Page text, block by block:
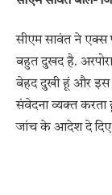
सीएम सावंत ने एक्स
बहुत दुखद है.
बेहद दुखी हूं और इस
संवेदना व्यक्त
जांच के आदेश दे दिए